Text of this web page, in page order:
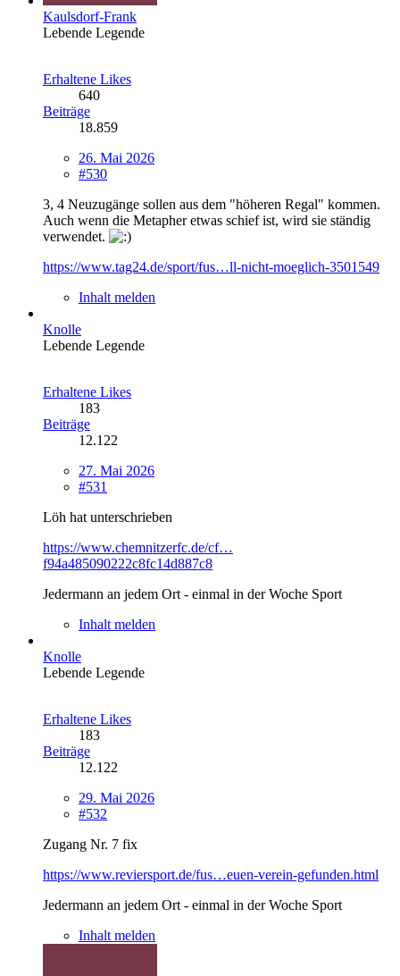
Kaulsdorf-Frank
Lebende Legende
Erhaltene Likes
640
Beiträge
18.859
26. Mai 2026
#530
3, 4 Neuzugänge sollen aus dem "höheren Regal" kommen.
Auch wenn die Metapher etwas schief ist, wird sie ständig
verwendet.
https://www.tag24.de/sport/fus…ll-nicht-moeglich-3501549
Inhalt melden
Knolle
Lebende Legende
Erhaltene Likes
183
Beiträge
12.122
27. Mai 2026
#531
Löh hat unterschrieben
https://www.chemnitzerfc.de/cf…
f94a485090222c8fc14d887c8
Jedermann an jedem Ort - einmal in der Woche Sport
Inhalt melden
Knolle
Lebende Legende
Erhaltene Likes
183
Beiträge
12.122
29. Mai 2026
#532
Zugang Nr. 7 fix
https://www.reviersport.de/fus…euen-verein-gefunden.html
Jedermann an jedem Ort - einmal in der Woche Sport
Inhalt melden